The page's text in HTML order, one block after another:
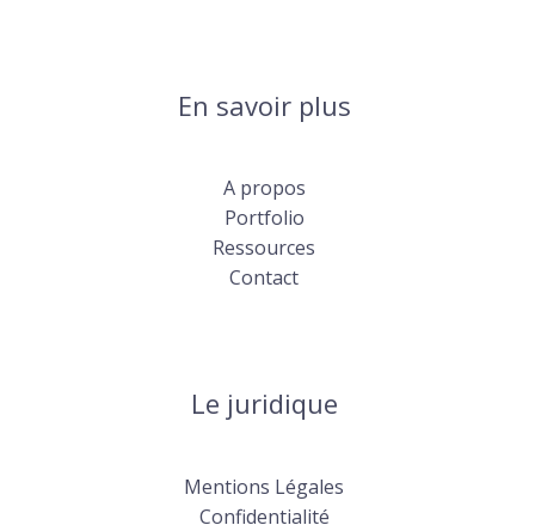
En savoir plus
A propos
Portfolio
Ressources
Contact
Le juridique
Mentions Légales
Confidentialité